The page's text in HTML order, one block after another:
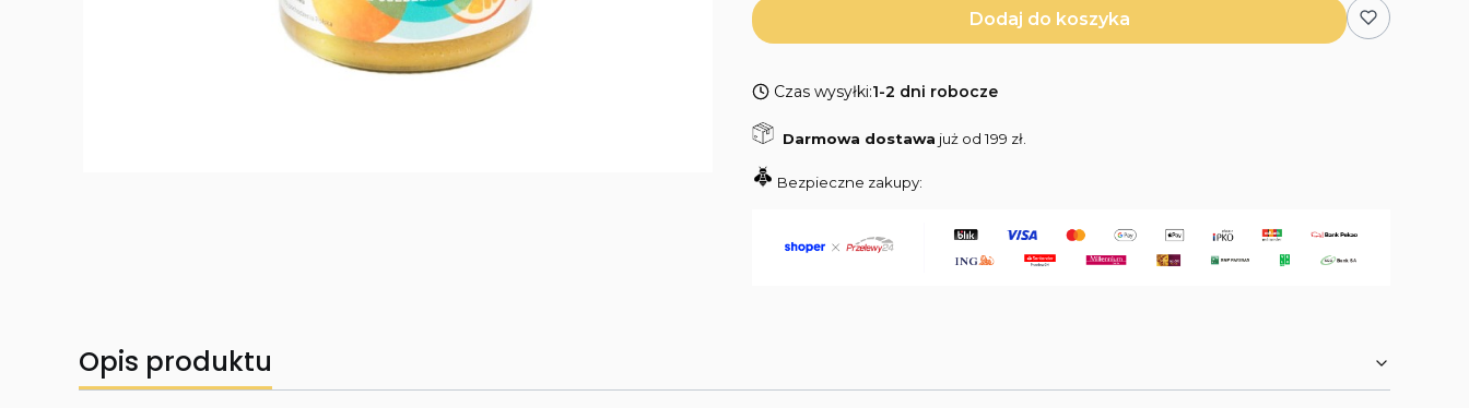
Dodaj do koszyka
Czas wysyłki:1-2 dni robocze
Darmowa dostawa już od 199 zł.
Bezpieczne zakupy:
Opis produktu